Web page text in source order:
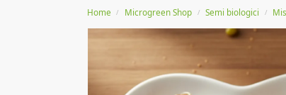
Home / Microgreen Shop / Semi biologici /